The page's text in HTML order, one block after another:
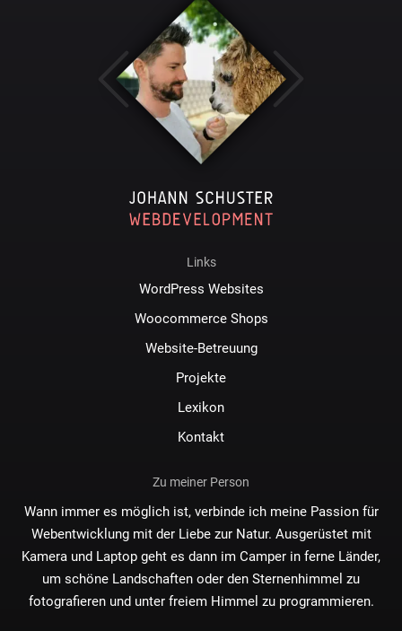
Links
WordPress Websites
Woocommerce Shops
Website-Betreuung
Projekte
Lexikon
Kontakt
Zu meiner Person
Wann immer es möglich ist, verbinde ich meine Passion für
Webentwicklung mit der Liebe zur Natur. Ausgerüstet mit
Kamera und Laptop geht es dann im Camper in ferne Länder,
um schöne Landschaften oder den Sternenhimmel zu
fotografieren und unter freiem Himmel zu programmieren.